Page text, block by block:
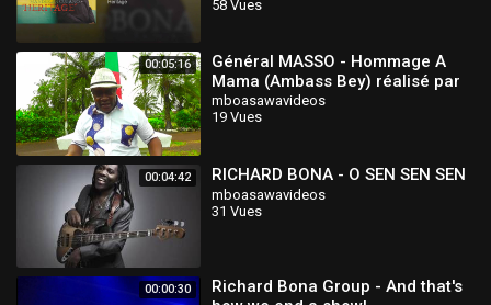
58 Vues
00:05:16
Général MASSO - Hommage A
Mama (Ambass Bey) réalisé par
Franck (Casa) NZUAMI (Official
Video)
mboasawavideos
19 Vues
00:04:42 RICHARD BONA - O SEN SEN SEN
mboasawavideos
31 Vues
00:00:30
Richard Bona Group - And that's